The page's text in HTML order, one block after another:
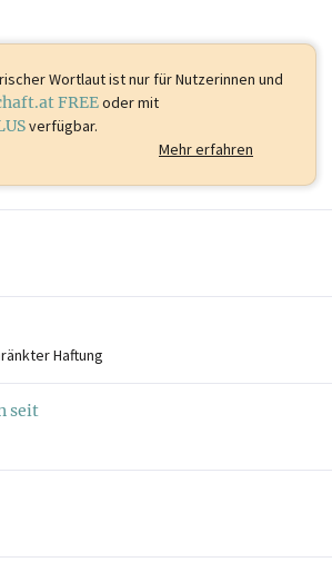
Wortlaut istnur für Nutzerinnen und
FREEoder mit
verfügbar.
Mehr erfahren
Haftung
seit